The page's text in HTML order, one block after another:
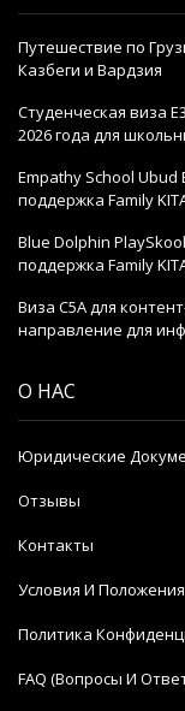
Путешествие по
Казбеги и Вардзия
Студенческая виза
2026 года для
Empathy School
поддержка Family
Blue Dolphin
поддержка Family
Виза C5A для
направление для
О НАС
Юридические
Отзывы
Контакты
Условия И Положения
Политика
FAQ (Вопросы И